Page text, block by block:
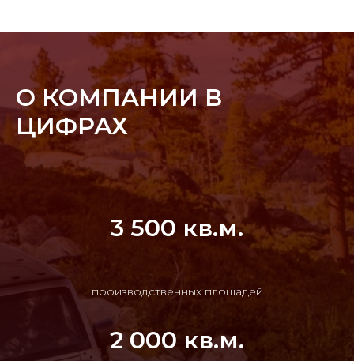
О КОМПАНИИ В
ЦИФРАХ
3 500 кв.м.
производственных площадей
2 000 кв.м.